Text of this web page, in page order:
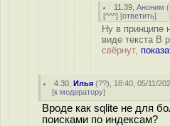
11.39 ,Аноним (
[^^^] [ответить]
Ну в принципе
виде текста В
свёрнут,
4.30 ,Илья (??), 18:40, 05/11/
[к модератору]
Вроде как sqlite не для
поисками по индексам?